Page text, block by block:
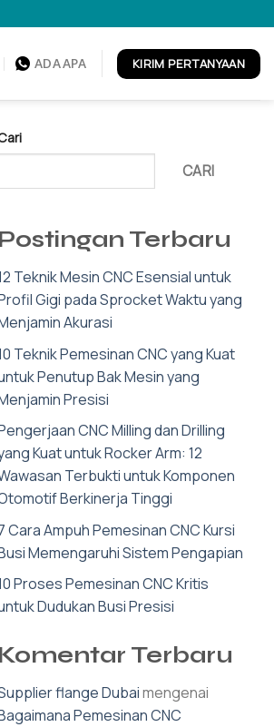
ADA APA KIRIM PERTANYAAN
CARI
Postingan Terbaru
Teknik Mesin CNC Esensial untuk
Gigi pada Sprocket Waktu yang
Akurasi
Teknik Pemesinan CNC yang Kuat
Penutup Bak Mesin yang
Presisi
CNC Milling dan Drilling
Kuat untuk Rocker Arm: 12
Terbukti untuk Komponen
Berkinerja Tinggi
Cara Ampuh Pemesinan CNC Kursi
Memengaruhi Sistem Pengapian
Proses Pemesinan CNC Kritis
Dudukan Busi Presisi
Komentar Terbaru
flange Dubaimengenai
Pemesinan CNC